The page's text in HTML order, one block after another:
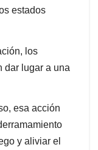
estados
los
dar lugar a una
esa acción
y aliviar el